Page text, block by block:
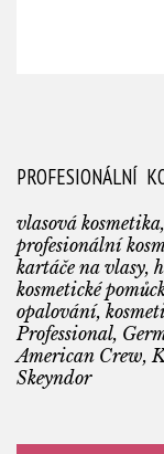
PROFESIONÁLNÍ
vlasová
profesionální
kartáče na vlasy,
kosmetické
opalování,
Professional,
American Crew,
Skeyndor